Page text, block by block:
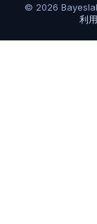
© 2026
利